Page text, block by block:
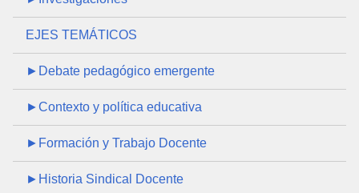
EJES TEMÁTICOS
►Debate pedagógico emergente
►Contexto y política educativa
►Formación y Trabajo Docente
►Historia Sindical Docente